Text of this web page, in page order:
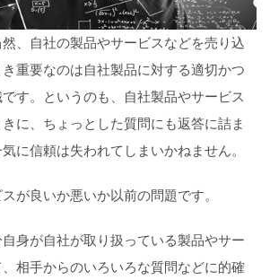
、自社の製品やサービスなどを売り込
重要なのは自社製品に対する適切かつ
す。というのも、自社製品やサービス
に、ちょっとした質問にも返答に詰ま
に信頼は失われてしまいかねません。
が良いか悪いか以前の問題です。
身が自社が取り扱っている製品やサー
相手からのいろいろな質問などに的確